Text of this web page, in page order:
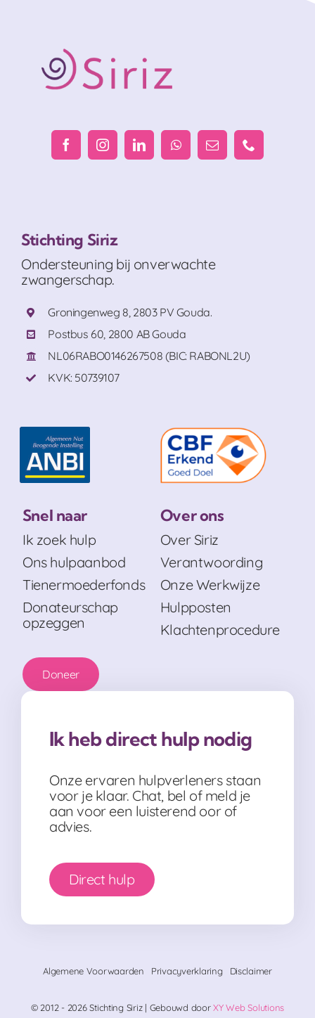
Stichting Siriz
Ondersteuning bij onverwachte
zwangerschap.
Groningenweg 8, 2803 PV Gouda.
Postbus 60, 2800 AB Gouda
NL06RABO0146267508 (BIC: RABONL2U)
KVK: 50739107
Snel naar
Ik zoek hulp
Ons hulpaanbod
Tienermoederfonds
Donateurschap
opzeggen
Doneer
Over ons
Over Siriz
Verantwoording
Onze Werkwijze
Hulpposten
Klachtenprocedure
Ik heb direct hulp nodig
Onze ervaren hulpverleners staan
voor je klaar. Chat, bel of meld je
aan voor een luisterend oor of
advies.
Direct hulp
Algemene Voorwaarden Privacyverklaring Disclaimer
© 2012 - 2026 Stichting Siriz | Gebouwd doorXY Web Solutions